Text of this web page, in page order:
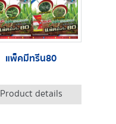
แพ็คมีทรีน80
Product details